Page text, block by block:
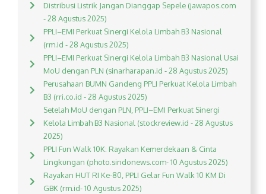
Distribusi Listrik Jangan Dianggap Sepele (jawapos.com
- 28 Agustus 2025)
PPLI–EMI Perkuat Sinergi Kelola Limbah B3 Nasional
(rm.id - 28 Agustus 2025)
PPLI–EMI Perkuat Sinergi Kelola Limbah B3 Nasional Usai
MoU dengan PLN (sinarharapan.id - 28 Agustus 2025)
Perusahaan BUMN Gandeng PPLI Perkuat Kelola Limbah
B3 (rri.co.id - 28 Agustus 2025)
Setelah MoU dengan PLN, PPLI–EMI Perkuat Sinergi
Kelola Limbah B3 Nasional (stockreview.id - 28 Agustus
2025)
PPLI Fun Walk 10K: Rayakan Kemerdekaan & Cinta
Lingkungan (photo.sindonews.com- 10 Agustus 2025)
Rayakan HUT RI Ke-80, PPLI Gelar Fun Walk 10 KM Di
GBK (rm.id- 10 Agustus 2025)